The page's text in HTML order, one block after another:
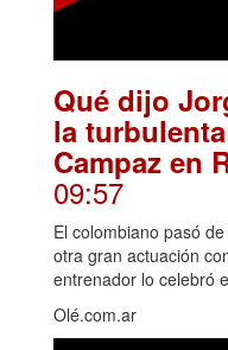
Qué dijo
la
Campaz en
09:57
El colombiano pasó
otra gran actuación
entrenador lo celebró
Olé.com.ar